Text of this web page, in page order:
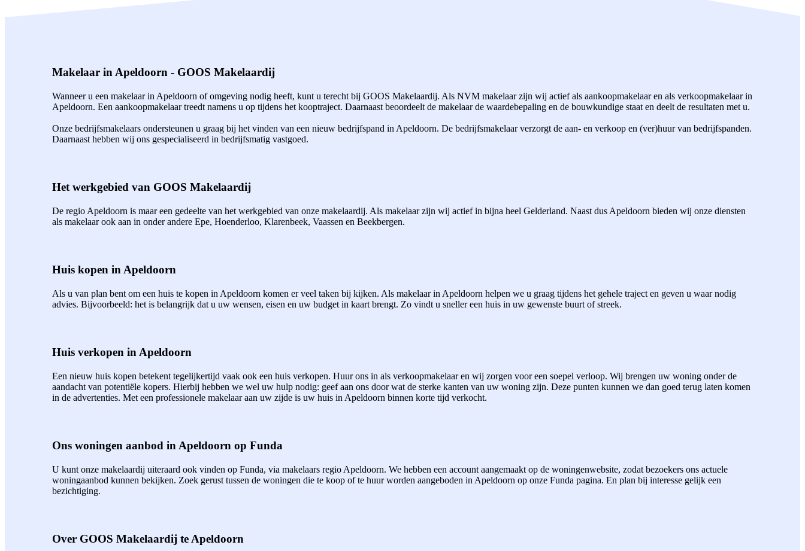
Makelaar in Apeldoorn - GOOS Makelaardij
Wanneer u een makelaar in Apeldoorn of omgeving nodig heeft, kunt u terecht bij GOOS Makelaardij. Als NVM makelaar zijn wij actief als aankoopmakelaar en als verkoopmakelaar in
Apeldoorn. Een aankoopmakelaar treedt namens u op tijdens het kooptraject. Daarnaast beoordeelt de makelaar de waardebepaling en de bouwkundige staat en deelt de resultaten met u.
Onze bedrijfsmakelaars ondersteunen u graag bij het vinden van een nieuw bedrijfspand in Apeldoorn. De bedrijfsmakelaar verzorgt de aan- en verkoop en (ver)huur van bedrijfspanden.
Daarnaast hebben wij ons gespecialiseerd in bedrijfsmatig vastgoed.
Het werkgebied van GOOS Makelaardij
De regio Apeldoorn is maar een gedeelte van het werkgebied van onze makelaardij. Als makelaar zijn wij actief in bijna heel Gelderland. Naast dus Apeldoorn bieden wij onze diensten
als makelaar ook aan in onder andere Epe, Hoenderloo, Klarenbeek, Vaassen en Beekbergen.
Huis kopen in Apeldoorn
Als u van plan bent om een huis te kopen in Apeldoorn komen er veel taken bij kijken. Als makelaar in Apeldoorn helpen we u graag tijdens het gehele traject en geven u waar nodig
advies. Bijvoorbeeld: het is belangrijk dat u uw wensen, eisen en uw budget in kaart brengt. Zo vindt u sneller een huis in uw gewenste buurt of streek.
Huis verkopen in Apeldoorn
Een nieuw huis kopen betekent tegelijkertijd vaak ook een huis verkopen. Huur ons in als verkoopmakelaar en wij zorgen voor een soepel verloop. Wij brengen uw woning onder de
aandacht van potentiële kopers. Hierbij hebben we wel uw hulp nodig: geef aan ons door wat de sterke kanten van uw woning zijn. Deze punten kunnen we dan goed terug laten komen
in de advertenties. Met een professionele makelaar aan uw zijde is uw huis in Apeldoorn binnen korte tijd verkocht.
Ons woningen aanbod in Apeldoorn op Funda
U kunt onze makelaardij uiteraard ook vinden op Funda, via makelaars regio Apeldoorn. We hebben een account aangemaakt op de woningenwebsite, zodat bezoekers ons actuele
woningaanbod kunnen bekijken. Zoek gerust tussen de woningen die te koop of te huur worden aangeboden in Apeldoorn op onze Funda pagina. En plan bij interesse gelijk een
bezichtiging.
Over GOOS Makelaardij te Apeldoorn